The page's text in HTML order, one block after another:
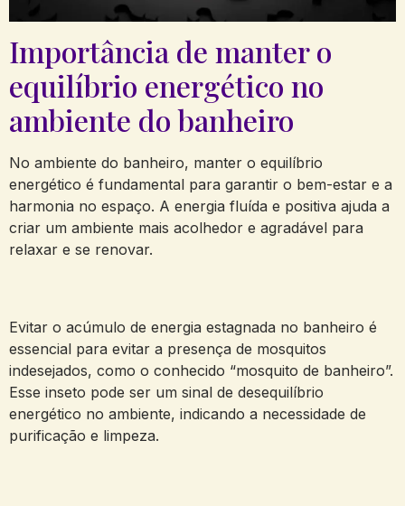
Importância de manter o
equilíbrio energético no
ambiente do banheiro
No ambiente do banheiro, manter o equilíbrio
energético é fundamental para garantir o bem-estar e a
harmonia no espaço. A energia fluída e positiva ajuda a
criar um ambiente mais acolhedor e agradável para
relaxar e se renovar.
Evitar o acúmulo de energia estagnada no banheiro é
essencial para evitar a presença de mosquitos
indesejados, como o conhecido “mosquito de banheiro”.
Esse inseto pode ser um sinal de desequilíbrio
energético no ambiente, indicando a necessidade de
purificação e limpeza.